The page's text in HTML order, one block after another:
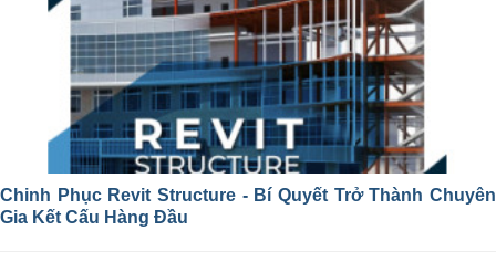
Chinh Phục Revit Structure - Bí Quyết Trở Thành Chuyên
Gia Kết Cấu Hàng Đầu